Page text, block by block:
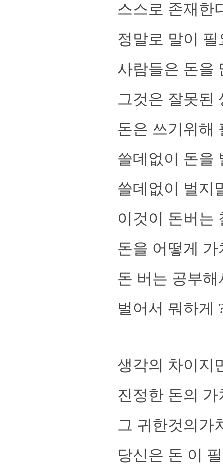
스스로 존재한
정말로 말이
사람들은 돈을
그것은 잘못된
돈은 쓰기위해
쓸데없이 돈을
쓸데없이 벌지
이것이 돈버는
돈을 어떻게
돈 버는 공부
벌어서 뭐하게
생각의 차이지
진정한 돈의
그 귀한것의가
당신은 돈 이